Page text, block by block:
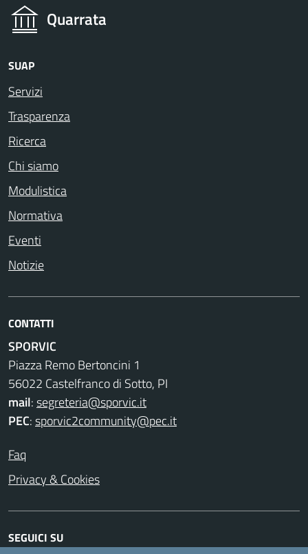
Quarrata
SUAP
Servizi
Trasparenza
Ricerca
Chi siamo
Modulistica
Normativa
Eventi
Notizie
CONTATTI
SPORVIC
Piazza Remo Bertoncini 1
56022 Castelfranco di Sotto, PI
mail:segreteria@sporvic.it
PEC:sporvic2community@pec.it
Faq
Privacy & Cookies
SEGUICI SU